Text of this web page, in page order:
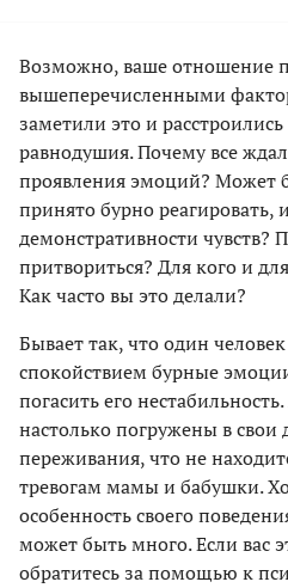
Возможно, ваше отношение
вышеперечисленными
заметили это и
равнодушия. Почему все
проявления эмоций? Может
принято бурно реагировать,
демонстративности
притвориться? Для кого и
Как часто вы это делали?
Бывает так, что один
спокойствием бурные
погасить его
настолько погружены в свои
переживания, что не
тревогам мамы и бабушки.
особенность своего
может быть много. Если вас
обратитесь за помощью к